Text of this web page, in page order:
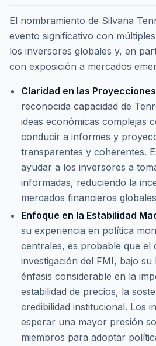
El nombramiento de Silvana
evento significativo con
los inversores globales y, en
con exposición a mercados
Claridad en las
reconocida capacidad de
ideas económicas complejas
conducir a informes y
transparentes y coherentes.
ayudar a los inversores a
informadas, reduciendo la
mercados financieros
Enfoque en la Estabilidad
su experiencia en política
centrales, es probable que el
investigación del FMI, bajo
énfasis considerable en la
estabilidad de precios, la
credibilidad institucional. Los
esperar una mayor presión
miembros para adoptar